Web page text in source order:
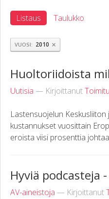
Listaus Taulukko
VUOSI 2010 ×
Huoltoriidoista
Uutisia — Kirjoittanut
Lastensuojelun
kustannukset vuosittain
eroista viisi prosenttia
Hyviä podcasteja
AV-aineistoja — Kirjoittanut